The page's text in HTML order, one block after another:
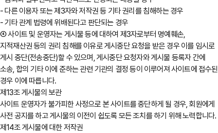
- 다른 이용자 또는 제3자와 저작권 등 기타 권리를 침해하는 경우
- 기타 관계 법령에 위배된다고 판단되는 경우
④ 사이트 및 운영자는 게시물 등에 대하여 제3자로부터 명예훼손,
지적재산권 등의 권리 침해를 이유로 게시중단 요청을 받은 경우 이를 임시로
게시 중단(전송중단)할 수 있으며, 게시중단 요청자와 게시물 등록자 간에
소송, 합의 기타 이에 준하는 관련 기관의 결정 등이 이루어져 사이트에 접수된
경우 이에 따릅니다.
제13조 게시물의 보관
사이트 운영자가 불가피한 사정으로 본 사이트를 중단하게 될 경우, 회원에게
사전 공지를 하고 게시물의 이전이 쉽도록 모든 조치를 하기 위해 노력합니다.
제14조 게시물에 대한 저작권